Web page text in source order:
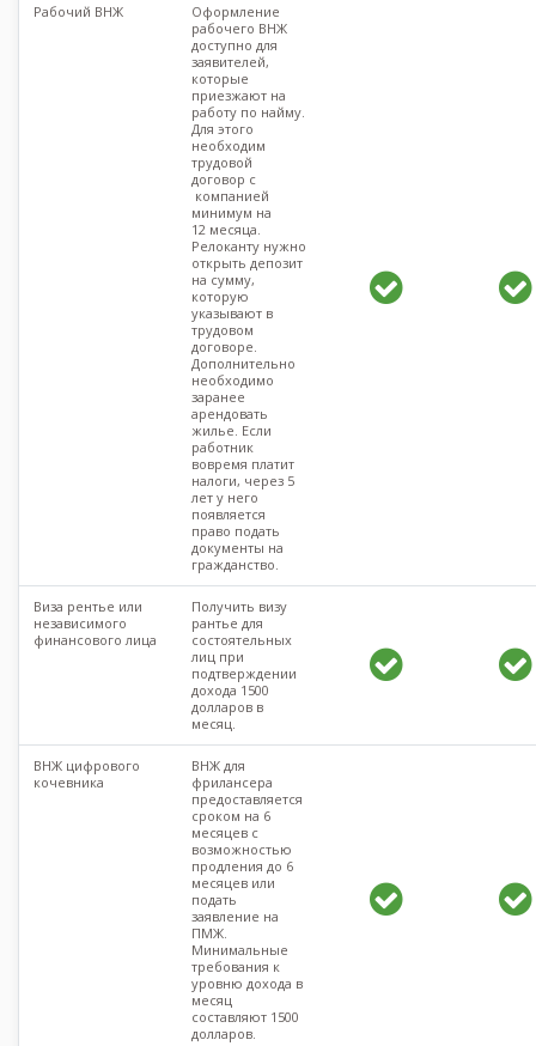
Рабочий ВНЖ
Оформление
рабочего ВНЖ
доступно для
заявителей,
которые
приезжают на
работу по найму.
Для этого
необходим
трудовой
договор с
компанией
минимум на
12 месяца.
Релоканту нужно
открыть депозит
на сумму,
которую
указывают в
трудовом
договоре.
Дополнительно
необходимо
заранее
арендовать
жилье. Если
работник
вовремя платит
налоги, через 5
лет у него
появляется
право подать
документы на
гражданство.
Виза рентье или
независимого
финансового лица
Получить визу
рантье для
состоятельных
лиц при
подтверждении
дохода 1500
долларов в
месяц.
ВНЖ цифрового
кочевника
ВНЖ для
фрилансера
предоставляется
сроком на 6
месяцев с
возможностью
продления до 6
месяцев или
подать
заявление на
ПМЖ.
Минимальные
требования к
уровню дохода в
месяц
составляют 1500
долларов.